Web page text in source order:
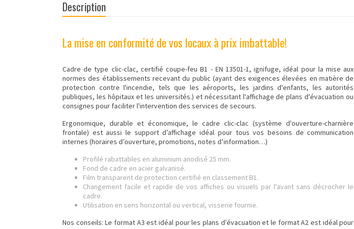
Description
La mise en conformité de vos locaux à prix imbattable!
Cadre de type clic-clac, certifié coupe-feu B1 - EN 13501-1, ignifuge, idéal pour la mise aux
normes des établissements recevant du public (ayant des exigences élevées en matière de
protection contre l'incendie, tels que les aéroports, les jardins d'enfants, les autorités
publiques, les hôpitaux et les universités.) et nécessitant l'affichage de plans d'évacuation ou
consignes pour faciliter l'intervention des services de secours.
Ergonomique, durable et économique, lecadre clic-clac (système d'ouverture-charnière
frontale) est aussi le support d’affichage idéal pour tous vos besoins de communication
internes (horaires d’ouverture, promotions, notes d’information…)
Profilé rabattables en aluminium anodisé 25 mm.
Fond de cadre en acier galvanisé.
Film transparent de protection certifié en classement B1.
Changement facile et rapide de vos affiches ou visuels par l'avant sans décrocher le
cadre.
Utilisation en sens horizontal ou vertical, visserie fournie.
Nos conseils: Le format A3 est idéal pour les plans d'évacuation et le format A2 est idéal pour